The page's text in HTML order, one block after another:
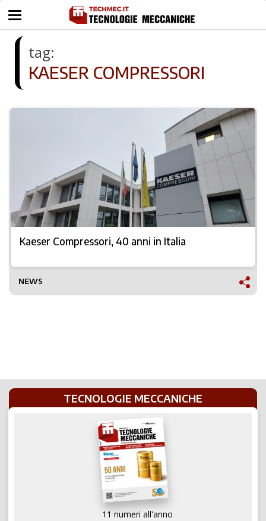
tag:
KAESER COMPRESSORI
Kaeser Compressori, 40 anni in Italia
NEWS
TECNOLOGIE MECCANICHE
11 numeri all'anno